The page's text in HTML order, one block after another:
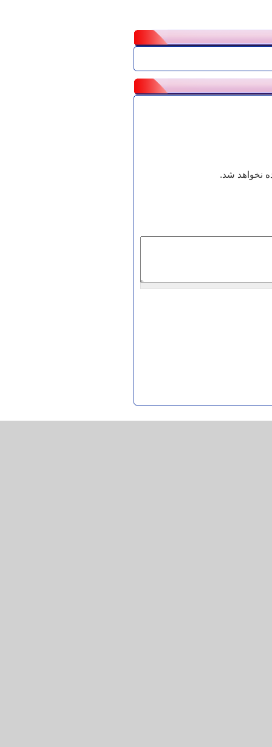
نخواهد شد.